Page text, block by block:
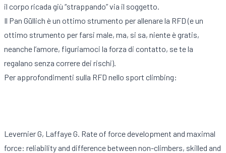
il corpo ricada giù “strappando” via il soggetto.
Il Pan Güllich è un ottimo strumento per allenare la RFD (e un
ottimo strumento per farsi male, ma, si sa, niente è gratis,
neanche l’amore, figuriamoci la forza di contatto, se te la
regalano senza correre dei rischi).
Per approfondimenti sulla RFD nello sport climbing:
Levernier G, Laffaye G. Rate of force development and maximal
force: reliability and difference between non-climbers, skilled and